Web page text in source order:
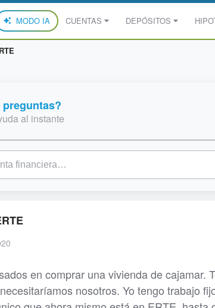
MODO IA CUENTAS DEPÓSITOS
al instante
en comprar una vivienda de cajamar.
nosotros. Yo tengo trabajo